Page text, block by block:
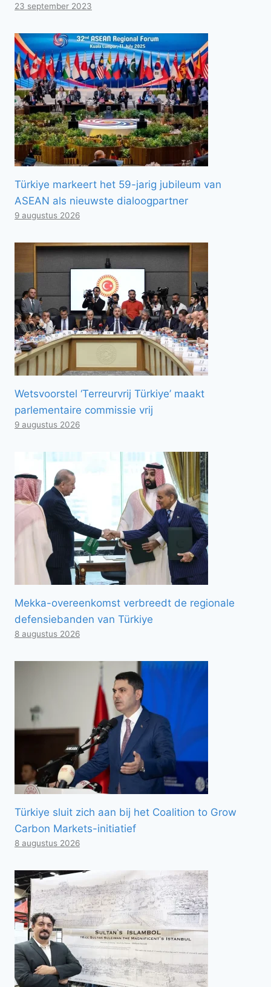
23 september 2023
Türkiye markeert het 59-jarig jubileum van
ASEAN als nieuwste dialoogpartner
9 augustus 2026
Wetsvoorstel ‘Terreurvrij Türkiye’ maakt
parlementaire commissie vrij
9 augustus 2026
Mekka-overeenkomst verbreedt de regionale
defensiebanden van Türkiye
8 augustus 2026
Türkiye sluit zich aan bij het Coalition to Grow
Carbon Markets-initiatief
8 augustus 2026